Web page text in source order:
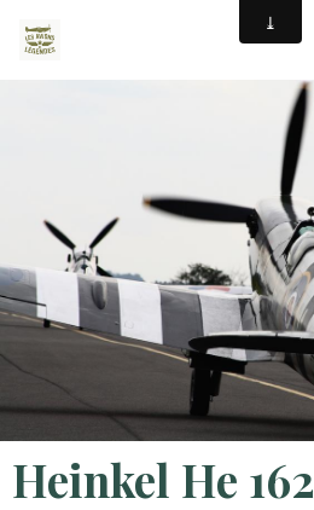
Heinkel He 162